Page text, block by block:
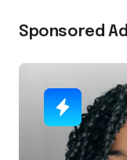
Sponsored Ad